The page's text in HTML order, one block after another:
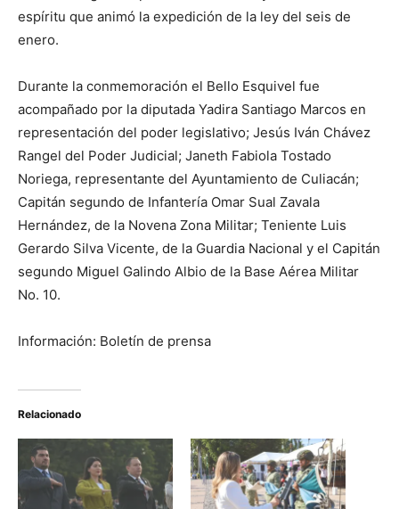
espíritu que animó la expedición de la ley del seis de
enero.
Durante la conmemoración el Bello Esquivel fue
acompañado por la diputada Yadira Santiago Marcos en
representación del poder legislativo; Jesús Iván Chávez
Rangel del Poder Judicial; Janeth Fabiola Tostado
Noriega, representante del Ayuntamiento de Culiacán;
Capitán segundo de Infantería Omar Sual Zavala
Hernández, de la Novena Zona Militar; Teniente Luis
Gerardo Silva Vicente, de la Guardia Nacional y el Capitán
segundo Miguel Galindo Albio de la Base Aérea Militar
No. 10.
Información: Boletín de prensa
Relacionado